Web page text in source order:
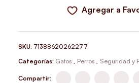
Agregar a
SKU: 71388620262277
Categorías: Gatos Perros Seguridad y
Compartir: